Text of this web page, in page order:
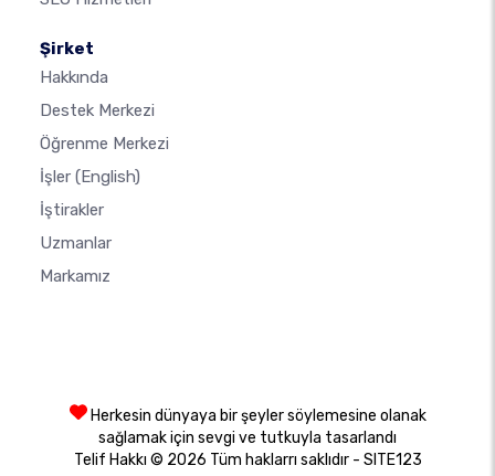
Şirket
Hakkında
Destek Merkezi
Öğrenme Merkezi
İşler (English)
İştirakler
Uzmanlar
Markamız
Herkesin dünyaya bir şeyler söylemesine olanak
sağlamak için sevgi ve tutkuyla tasarlandı
Telif Hakkı © 2026 Tüm haklarrı saklıdır - SITE123